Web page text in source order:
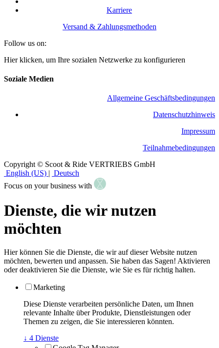
Karriere
Versand & Zahlungsmethoden
Follow us on:
Hier klicken, um Ihre sozialen Netzwerke zu konfigurieren
Soziale Medien
Allgemeine Geschäftsbedingungen
​Datenschutzhinweis
Impressum
Teilnahmebedingungen
Copyright © Scoot & Ride VERTRIEBS GmbH
English (US) | Deutsch
Focus on your business with
Dienste, die wir nutzen
möchten
Hier können Sie die Dienste, die wir auf dieser Website nutzen
möchten, bewerten und anpassen. Sie haben das Sagen! Aktivieren
oder deaktivieren Sie die Dienste, wie Sie es für richtig halten.
Marketing
Diese Dienste verarbeiten persönliche Daten, um Ihnen
relevante Inhalte über Produkte, Dienstleistungen oder
Themen zu zeigen, die Sie interessieren könnten.
↓ 4 Dienste